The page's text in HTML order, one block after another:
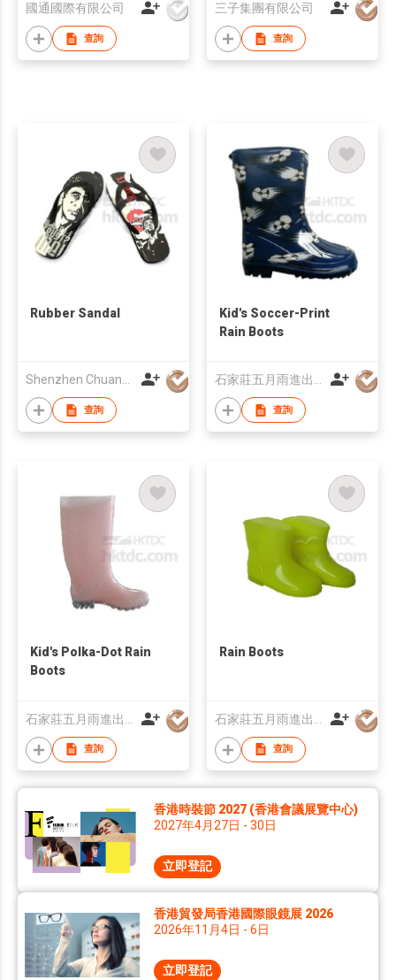
國通國際有限公司
查詢
三子集團有限公司
查詢
Rubber Sandal
Shenzhen Chuang Xin Hai Craft Product Co., Ltd.
查詢
Kid's Soccer-Print
Rain Boots
石家莊五月雨進出口有限公司
查詢
Kid's Polka-Dot Rain
Boots
查詢
Rain Boots
查詢
香港時裝節 2027 (香港會議展覽中心)
2027年4月27日 - 30日
立即登記
香港貿發局香港國際眼鏡展 2026
2026年11月4日 - 6日
立即登記